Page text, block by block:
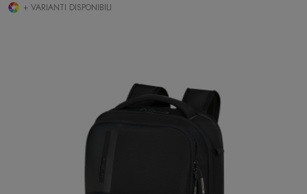
+ VARIANTI DISPONIBILI